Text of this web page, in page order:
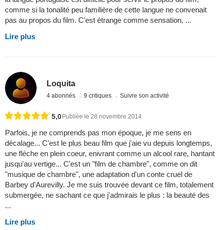
comme si la tonalité peu familière de cette langue ne convenait
pas au propos du film. C'est étrange comme sensation, ...
Lire plus
Loquita
4 abonnés 9 critiques Suivre son activité
5,0Publiée le 28 novembre 2014
Parfois, je ne comprends pas mon époque, je me sens en
décalage... C'est le plus beau film que j'aie vu depuis longtemps,
une flèche en plein coeur, enivrant comme un alcool rare, hantant
jusqu'au vertige... C'est un "film de chambre", comme on dit
"musique de chambre", une adaptation d'un conte cruel de
Barbey d'Aurevilly. Je me suis trouvée devant ce film, totalement
submergée, ne sachant ce que j'admirais le plus : la beauté des
...
Lire plus